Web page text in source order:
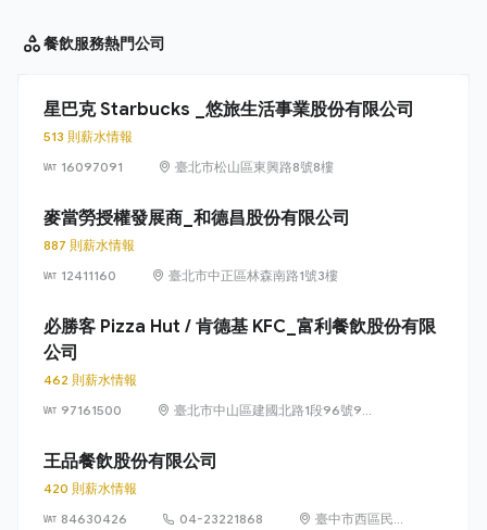
餐飲服務熱門公司
星巴克 Starbucks _悠旅生活事業股份有限公司
513 則薪水情報
16097091
臺北市松山區東興路8號8樓
麥當勞授權發展商_和德昌股份有限公司
887 則薪水情報
12411160
臺北市中正區林森南路1號3樓
必勝客 Pizza Hut / 肯德基 KFC_富利餐飲股份有限
公司
462 則薪水情報
97161500
臺北市中山區建國北路1段96號9
王品餐飲股份有限公司
420 則薪水情報
84630426
04-23221868 臺中市西區民龍